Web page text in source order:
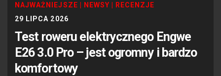
NAJWAŻNIEJSZE NEWSY
RECENZJE
29 LIPCA 2026
Test roweru elektrycznego Engwe
E26 3.0 Pro – jest ogromny i bardzo
komfortowy